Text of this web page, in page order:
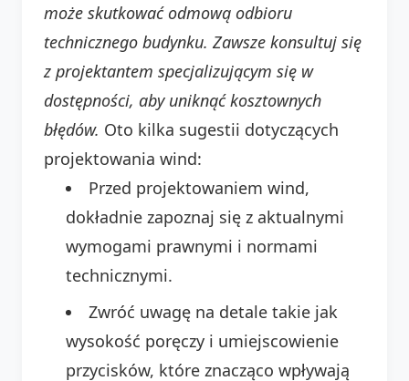
może skutkować odmową odbioru
technicznego budynku. Zawsze konsultuj się
z projektantem specjalizującym się w
dostępności, aby uniknąć kosztownych
błędów. Oto kilka sugestii dotyczących
projektowania wind:
Przed projektowaniem wind,
dokładnie zapoznaj się z aktualnymi
wymogami prawnymi i normami
technicznymi.
Zwróć uwagę na detale takie jak
wysokość poręczy i umiejscowienie
przycisków, które znacząco wpływają